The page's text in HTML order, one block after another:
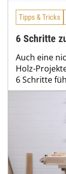
Tipps & Tricks
6 Schritte
Auch eine
Holz-
6 Schritte